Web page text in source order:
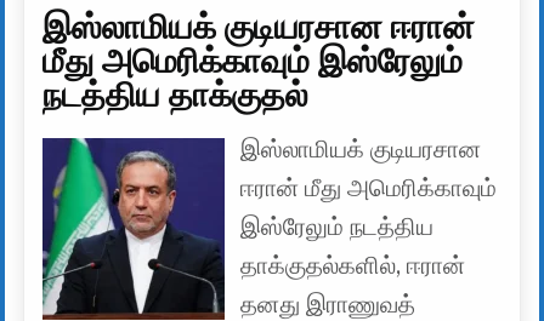
இஸ்லாமியக் குடியரசான ஈரான்
மீது அமெரிக்காவும் இஸ்ரேலும்
நடத்திய தாக்குதல்
இஸ்லாமியக் குடியரசான
ஈரான் மீது அமெரிக்காவும்
இஸ்ரேலும் நடத்திய
தாக்குதல்களில், ஈரான்
தனது இராணுவத்